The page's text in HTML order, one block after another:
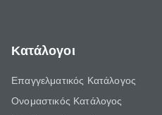
Κατάλογοι
Επαγγελματικός Κατάλογος
Ονομαστικός Κατάλογος